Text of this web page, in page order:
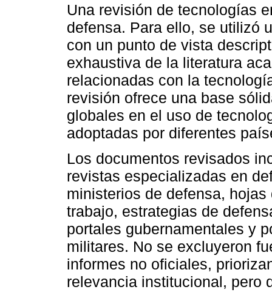
Una revisión de tecnologías
defensa. Para ello, se utilizó
con un punto de vista
exhaustiva de la literatura
relacionadas con la
revisión ofrece una base
globales en el uso de
adoptadas por diferentes
Los documentos revisados
revistas especializadas en
ministerios de defensa,
trabajo, estrategias de
portales gubernamentales y
militares. No se excluyeron
informes no oficiales,
relevancia institucional, pero